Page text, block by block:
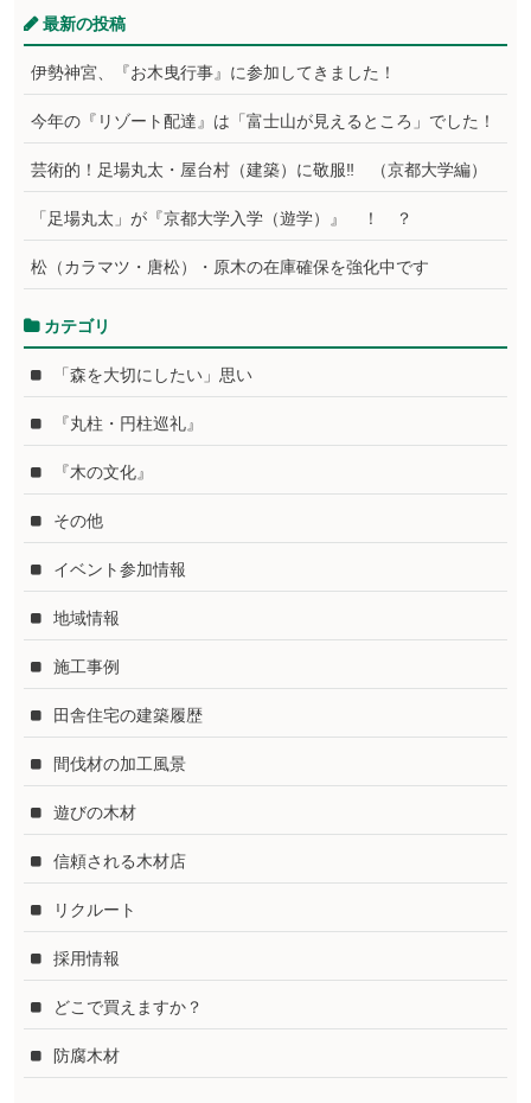
最新の投稿
伊勢神宮、『お木曳行事』に参加してきました！
今年の『リゾート配達』は「富士山が見えるところ」でした！
芸術的！足場丸太・屋台村（建築）に敬服‼ （京都大学編）
「足場丸太」が『京都大学入学（遊学）』 ！ ？
松（カラマツ・唐松）・原木の在庫確保を強化中です
カテゴリ
「森を大切にしたい」思い
『丸柱・円柱巡礼』
『木の文化』
その他
イベント参加情報
地域情報
施工事例
田舎住宅の建築履歴
間伐材の加工風景
遊びの木材
信頼される木材店
リクルート
採用情報
どこで買えますか？
防腐木材